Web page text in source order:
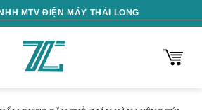
MTV ĐIỆN MÁY THÁI LONG